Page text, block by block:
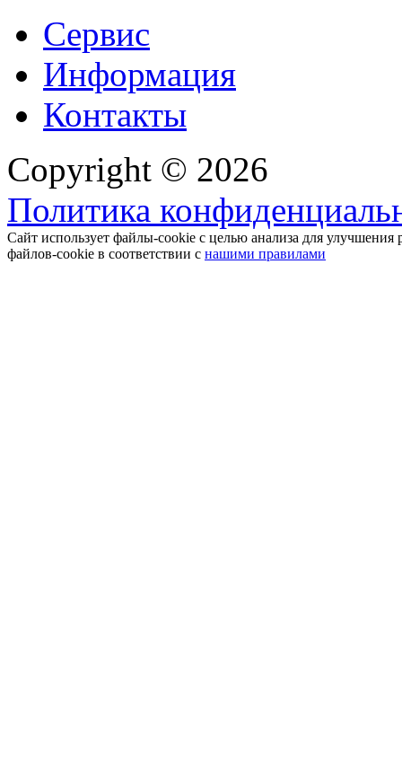
Сервис
Информация
Контакты
Copyright © 2026
Политика
Сайт использует файлы-cookie с целью анализа для улучшения
файлов-cookie в соответствии с нашими правилами